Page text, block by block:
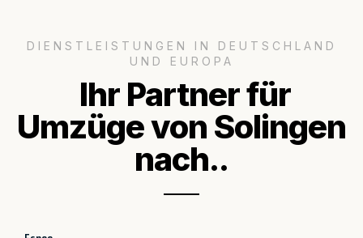
DIENSTLEISTUNGEN IN DEUTSCHLAND
UND EUROPA
Ihr Partner für
Umzüge von Solingen
nach..